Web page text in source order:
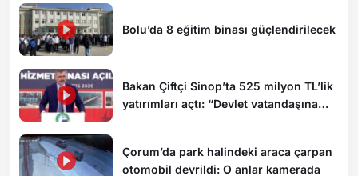
Bolu’da 8 eğitim binası güçlendirilecek
Bakan Çiftçi Sinop’ta 525 milyon TL’lik
yatırımları açtı: “Devlet vatandaşına
Çorum’da park halindeki araca çarpan
otomobil devrildi: O anlar kamerada